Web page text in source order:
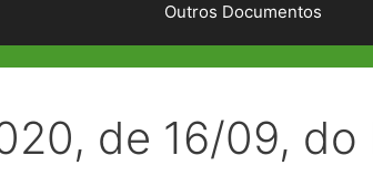
Outros Documentos
de 16/09, do